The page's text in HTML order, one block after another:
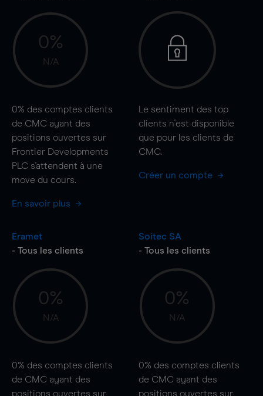
0%
N/A
0% des comptes clients
de CMC ayant des
positions ouvertes sur
Frontier Developments
PLC s'attendent à une
move du cours.
En savoir plus
Le sentiment des top
clients n'est disponible
que pour les clients de
CMC.
Créer un compte
Eramet
- Tous les clients
0%
N/A
0% des comptes clients
de CMC ayant des
positions ouvertes sur
Soitec SA
- Tous les clients
0%
N/A
0% des comptes clients
de CMC ayant des
positions ouvertes sur